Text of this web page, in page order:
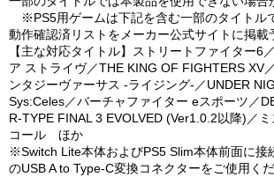
※PS5用ゲームは下記を含む一部のタイトル
動作確認済リストをメーカー公式サイトに掲載
【主な対応タイトル】ストリートファイター6
ア ストライヴ／THE KING OF FIGHTERS XV
ンタジーヴァーサス -ライジング-／UNDER
Sys:Celes／バーチャファイター eスポーツ／
R-TYPE FINAL 3 EVOLVED (Ver1.0.2以降)／
コール ほか
※Switch Lite本体およびPS5 Slim本体前面に接
のUSB A to Type-C変換コネクターをご使用くだ